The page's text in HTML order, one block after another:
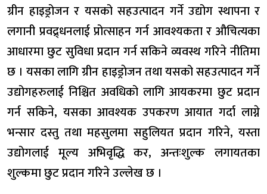
ग्रीन हाइड्रोजन र यसको सहउत्पादन गर्ने उद्योग स्थापना र
लगानी प्रवद्र्धनलाई प्रोत्साहन गर्न आवश्यकता र औचित्यका
आधारमा छुट सुविधा प्रदान गर्न सकिने व्यवस्थ गरिने नीतिमा
छ । यसका लागि ग्रीन हाइड्राेजन तथा यसको सहउत्पादन गर्ने
उद्योगहरुलाई निश्चित अवधिको लागि आयकरमा छुट प्रदान
गर्न सकिने, यसका आवश्यक उपकरण आयात गर्दा लाग्ने
भन्सार दस्तु तथा महसुलमा सहुलियत प्रदान गरिने, यस्ता
उद्योगलाई मूल्य अभिवृद्धि कर, अन्तःशुल्क लगायतका
शुल्कमा छुट प्रदान गरिने उल्लेख छ ।